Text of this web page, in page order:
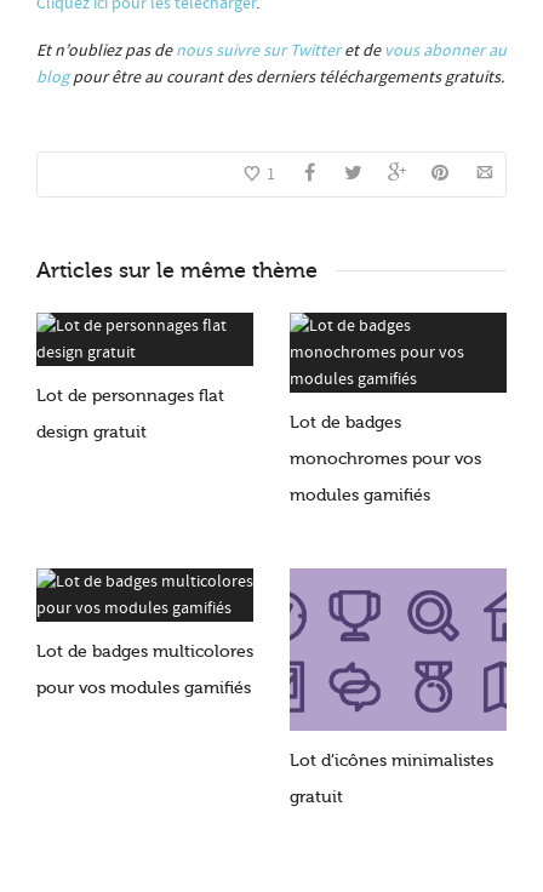
Et n’oubliez pas denous suivre sur Twitteret de vous abonner au
blogpour être au courant des derniers téléchargements gratuits.
1
Articles sur le même thème
Lot de personnages flat
design gratuit
Lot de badges
monochromes pour vos
modules gamifiés
Lot de badges multicolores
pour vos modules gamifiés
Lot d’icônes minimalistes
gratuit